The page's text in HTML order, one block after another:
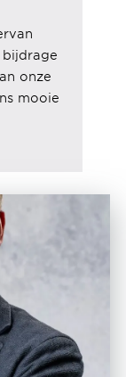
onze
mooie